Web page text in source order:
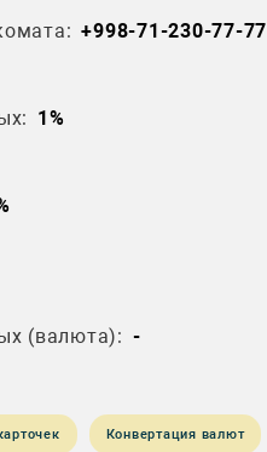
+998-71-230-77-77
1%
(валюта): -
Конвертация валют